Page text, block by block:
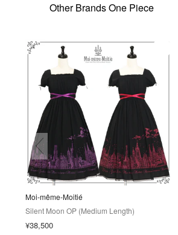
Other Brands One Piece
Moi-même-Moitié
Silent Moon OP (Medium Length)
¥38,500